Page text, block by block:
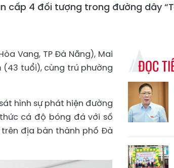
cấp 4 đối tượng trong đường dây
Vang, TP Đà Nẵng), Mai
(43 tuổi), cùng trú phường
hình sự phát hiện đường
cá độ bóng đá với số
trên địa bàn thành phố Đà
ĐỌC